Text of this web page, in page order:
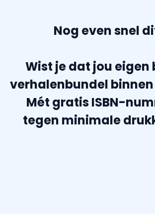
Nog even snel
Wist je dat jou eigen
verhalenbundel binnen
Mét gratis ISBN-
tegen minimale